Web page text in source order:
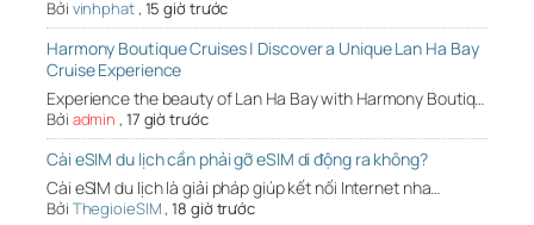
Bởi vinhphat, 15 giờ trước
Harmony Boutique Cruises | Discover a Unique Lan Ha Bay
Cruise Experience
Experience the beauty of Lan Ha Bay with Harmony Boutiq…
Bởi admin , 17 giờ trước
Cài eSIM du lịch cần phải gỡ eSIM di động ra không?
Cài eSIM du lịch là giải pháp giúp kết nối Internet nha…
Bởi ThegioieSIM,18 giờ trước